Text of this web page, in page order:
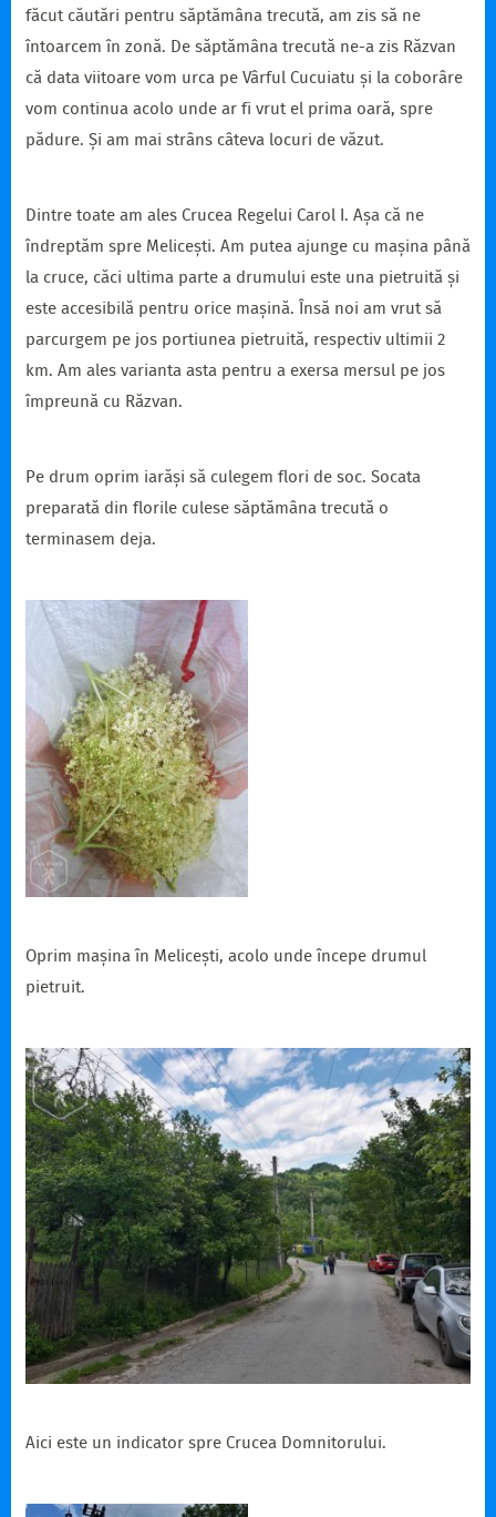
făcut căutări pentru săptămâna trecută, am zis să ne
întoarcem în zonă. De săptămâna trecută ne-a zis Răzvan
că data viitoare vom urca pe Vârful Cucuiatu și la coborâre
vom continua acolo unde ar fi vrut el prima oară, spre
pădure. Și am mai strâns câteva locuri de văzut.
Dintre toate am ales Crucea Regelui Carol I. Așa că ne
îndreptăm spre Melicești. Am putea ajunge cu mașina până
la cruce, căci ultima parte a drumului este una pietruită și
este accesibilă pentru orice mașină. Însă noi am vrut să
parcurgem pe jos portiunea pietruită, respectiv ultimii 2
km. Am ales varianta asta pentru a exersa mersul pe jos
împreună cu Răzvan.
Pe drum oprim iarăși să culegem flori de soc. Socata
preparată din florile culese săptămâna trecută o
terminasem deja.
Oprim mașina în Melicești, acolo unde începe drumul
pietruit.
Aici este un indicator spre Crucea Domnitorului.